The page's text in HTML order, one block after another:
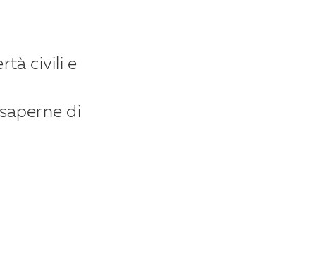
civili e
di